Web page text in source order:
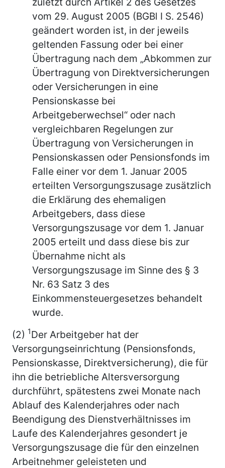
vom 29. August 2005 (BGBl I S. 2546)
geändert worden ist, in der jeweils
geltenden Fassung oder bei einer
Übertragung nach dem „Abkommen zur
Übertragung von Direktversicherungen
oder Versicherungen in eine
Pensionskasse bei
Arbeitgeberwechsel“ oder nach
vergleichbaren Regelungen zur
Übertragung von Versicherungen in
Pensionskassen oder Pensionsfonds im
Falle einer vor dem 1. Januar 2005
erteilten Versorgungszusage zusätzlich
die Erklärung des ehemaligen
Arbeitgebers, dass diese
Versorgungszusage vor dem 1. Januar
2005 erteilt und dass diese bis zur
Übernahme nicht als
Versorgungszusage im Sinne des § 3
Nr. 63 Satz 3 des
Einkommensteuergesetzes behandelt
wurde.
(2) 1Der Arbeitgeber hat der
Versorgungseinrichtung (Pensionsfonds,
Pensionskasse, Direktversicherung), die für
ihn die betriebliche Altersversorgung
durchführt, spätestens zwei Monate nach
Ablauf des Kalenderjahres oder nach
Beendigung des Dienstverhältnisses im
Laufe des Kalenderjahres gesondert je
Versorgungszusage die für den einzelnen
Arbeitnehmer geleisteten und